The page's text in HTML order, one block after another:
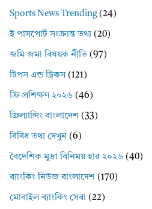
Sports News Trending(24)
ই পাসপোর্ট সংক্রান্ত তথ্য (20)
জমি জমা বিষয়ক নীতি (97)
টিপস এন্ড ট্রিকস (121)
ফ্রি প্রশিক্ষণ ২০২৬ (46)
ফ্রিল্যান্সিং বাংলাদেশ (33)
বিবিধ তথ্য দেখুন (6)
বৈদেশিক মুদ্রা বিনিময় হার ২০২৬ (40)
ব্যাংকিং নিউজ বাংলাদেশ (170)
মোবাইল ব্যাংকিং সেবা (22)